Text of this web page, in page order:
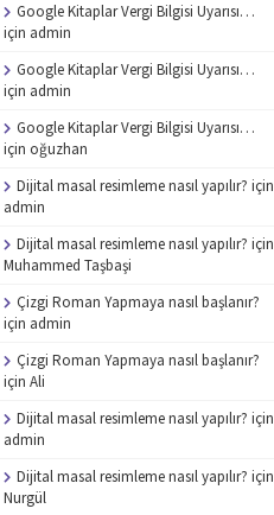
Google Kitaplar Vergi Bilgisi Uyarısı…
için admin
Google Kitaplar Vergi Bilgisi Uyarısı…
için admin
Google Kitaplar Vergi Bilgisi Uyarısı…
için oğuzhan
Dijital masal resimleme nasıl yapılır? için
admin
Dijital masal resimleme nasıl yapılır? için
Muhammed Taşbaşi
Çizgi Roman Yapmaya nasıl başlanır?
için admin
Çizgi Roman Yapmaya nasıl başlanır?
için Ali
Dijital masal resimleme nasıl yapılır? için
admin
Dijital masal resimleme nasıl yapılır? için
Nurgül